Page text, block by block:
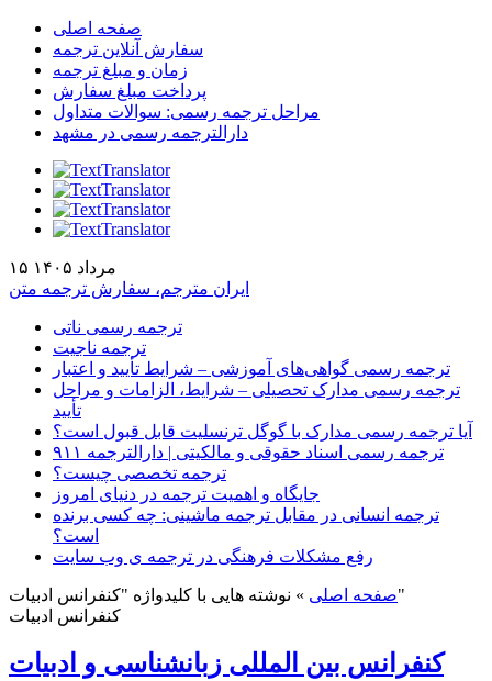
صفحه اصلی
سفارش آنلاین ترجمه
زمان و مبلغ ترجمه
پرداخت مبلغ سفارش
مراحل ترجمه رسمی: سوالات متداول
دارالترجمه رسمی در مشهد
۱۵ مرداد ۱۴۰۵
ایران مترجم، سفارش ترجمه متن
ترجمه رسمی ناتی
ترجمه ناجیت
ترجمه رسمی گواهی‌های آموزشی – شرایط تأیید و اعتبار
ترجمه رسمی مدارک تحصیلی – شرایط، الزامات و مراحل
تأیید
آیا ترجمه رسمی مدارک با گوگل ترنسلیت قابل قبول است؟
ترجمه رسمی اسناد حقوقی و مالکیتی | دارالترجمه ۹۱۱
ترجمه تخصصی چیست؟
جایگاه و اهمیت ترجمه در دنیای امروز
ترجمه انسانی در مقابل ترجمه ماشینی: چه کسی برنده
است؟
رفع مشکلات فرهنگی در ترجمه ی وب سایت
صفحه اصلی »
نوشته هایی با کلیدواژه "کنفرانس ادبیات"
کنفرانس ادبیات
کنفرانس بین المللی زبانشناسی و ادبیات